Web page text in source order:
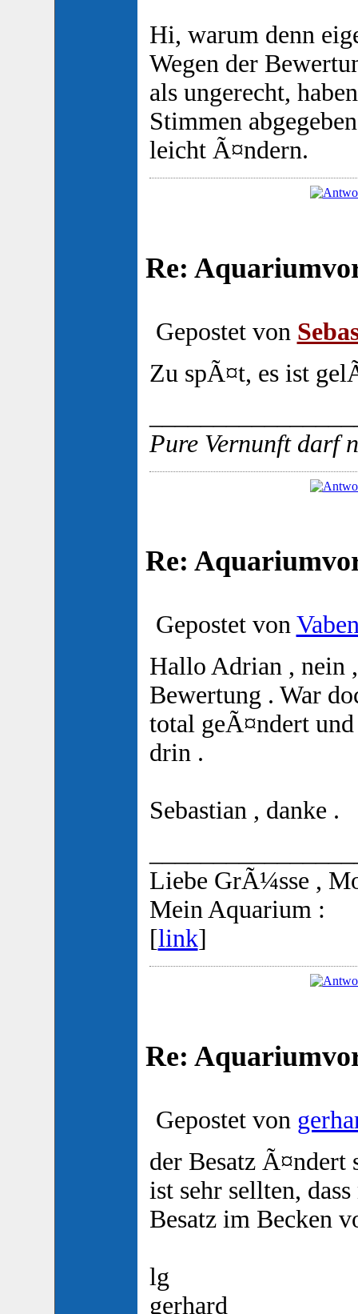
Hi, warum denn
Wegen der
als ungerecht,
Stimmen
leicht Ã¤ndern.
Re:
Gepostet von
Zu spÃ¤t, es ist
Pure Vernunft darf
Re:
Gepostet von
Hallo Adrian , nein
Bewertung . War
total geÃ¤ndert und
drin .
Sebastian , danke .
Liebe GrÃ¼sse ,
Mein Aquarium :
[link]
Re:
Gepostet von
der Besatz Ã¤ndert
ist sehr sellten,
Besatz im Becken
lg
gerhard